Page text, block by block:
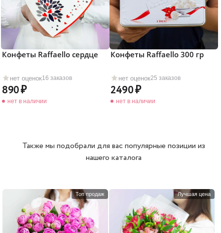
нет оценок16 заказов
Конфеты Raffaello сердце
890
нет в наличии
нет оценок25 заказов
Конфеты Raffaello 300 гр
2490
нет в наличии
Также мы подобрали для вас популярные позиции из
нашего каталога
Топ продаж Лучшая цена